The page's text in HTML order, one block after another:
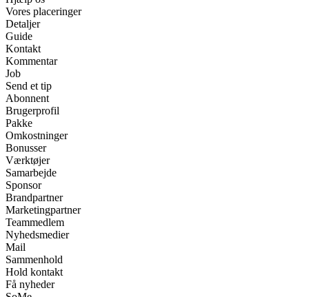
Vores placeringer
Detaljer
Guide
Kontakt
Kommentar
Job
Send et tip
Abonnent
Brugerprofil
Pakke
Omkostninger
Bonusser
Værktøjer
Samarbejde
Sponsor
Brandpartner
Marketingpartner
Teammedlem
Nyhedsmedier
Mail
Sammenhold
Hold kontakt
Få nyheder